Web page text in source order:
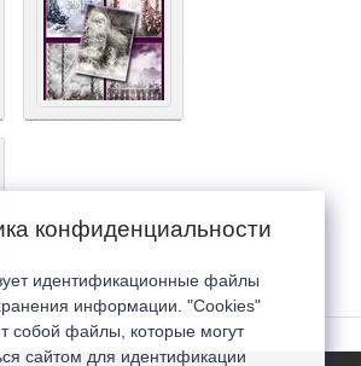
конфиденциальности
идентификационные файлы
информации. "Cookies"
собой файлы, которые могут
сайтом для идентификации